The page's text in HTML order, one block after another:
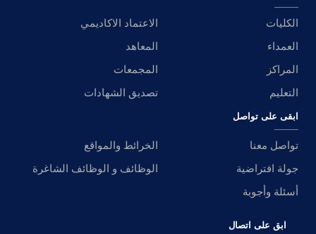
الكليات
الاعتماد الاكاديمي
العمداء
المعاهد
المراكز
المجمعات
التعليم
تصديق الشهادات
ابقى على تواصل
تواصل معنا
الخرائط والمواقع
جولة افتراضية
الوظائف و الوظائف الشاغرة
أسئلة وأجوبة
ابق على اتصال